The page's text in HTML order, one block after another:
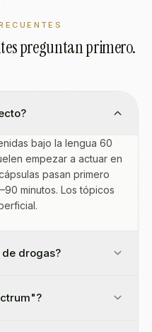
preguntan primero.
bajo la lengua 60
empezar a actuar en
pasan primero
minutos. Los tópicos
de drogas?